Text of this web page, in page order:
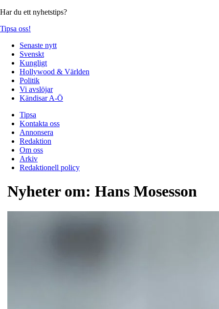
Har du ett nyhetstips?
Tipsa oss!
Senaste nytt
Svenskt
Kungligt
Hollywood & Världen
Politik
Vi avslöjar
Kändisar A-Ö
Tipsa
Kontakta oss
Annonsera
Redaktion
Om oss
Arkiv
Redaktionell policy
Nyheter om: Hans Mosesson